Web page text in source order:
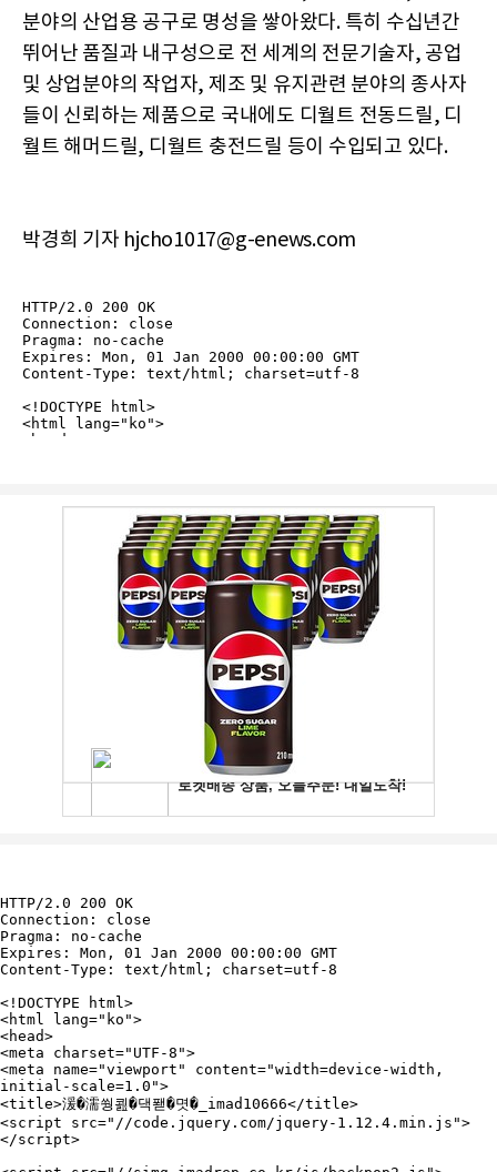
분야의 산업용 공구로 명성을 쌓아왔다. 특히 수십년간
뛰어난 품질과 내구성으로 전 세계의 전문기술자, 공업
및 상업분야의 작업자, 제조 및 유지관련 분야의 종사자
들이 신뢰하는 제품으로 국내에도 디월트 전동드릴, 디
월트 해머드릴, 디월트 충전드릴 등이 수입되고 있다.
박경희 기자 hjcho1017@g-enews.com